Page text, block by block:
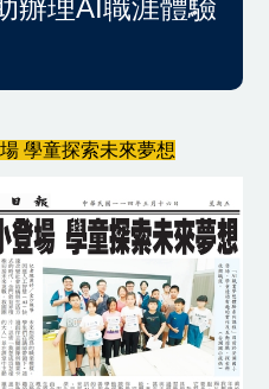
辦理AI職涯體驗
學童探索未來夢想